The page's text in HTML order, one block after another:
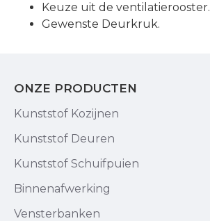
Keuze uit de ventilatierooster.
Gewenste Deurkruk.
ONZE PRODUCTEN
Kunststof Kozijnen
Kunststof Deuren
Kunststof Schuifpuien
Binnenafwerking
Vensterbanken